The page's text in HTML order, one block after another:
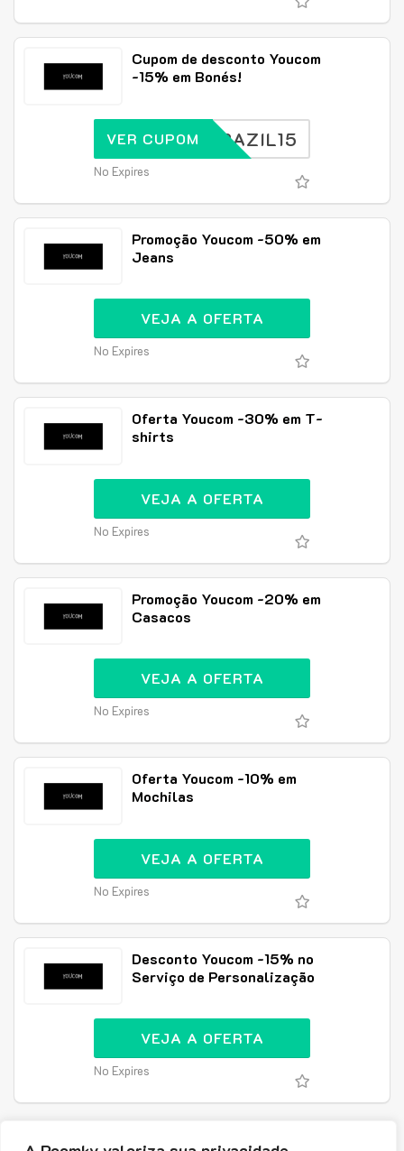
Cupom de desconto Youcom
-15% em Bonés!
BRAZIL15
VER CUPOM
No Expires
Promoção Youcom -50% em
Jeans
VEJA A OFERTA
No Expires
Oferta Youcom -30% em T-
shirts
VEJA A OFERTA
No Expires
Promoção Youcom -20% em
Casacos
VEJA A OFERTA
No Expires
Oferta Youcom -10% em
Mochilas
VEJA A OFERTA
No Expires
Desconto Youcom -15% no
Serviço de Personalização
VEJA A OFERTA
No Expires